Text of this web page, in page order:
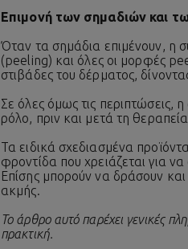
Επιμονή των σημαδιών και
Όταν τα σημάδια επιμένουν, η
(peeling) και όλες οι μορφές
στιβάδες του δέρματος,
Σε όλες όμως τις περιπτώσεις,
ρόλο, πριν και μετά τη
Τα ειδικά σχεδιασμένα
φροντίδα που χρειάζεται για
Επίσης μπορούν να δράσουν
ακμής.
Το άρθρο αυτό παρέχει γενικές
πρακτική.